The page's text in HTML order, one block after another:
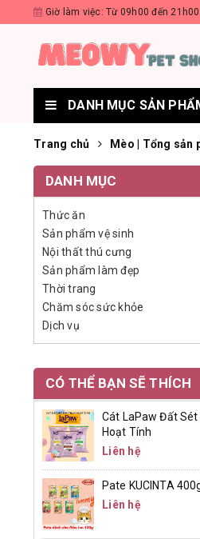
Giờ làm việc: Từ 09h00 đến
DANH MỤC SẢN
Trang chủ Mèo | Tổng sản
DANH MỤC
Thức ăn
Sản phẩm vệ sinh
Nội thất thú cưng
Sản phẩm làm đẹp
Thời trang
Chăm sóc sức khỏe
Dịch vụ
CÓ THỂ BẠN SẼ THÍCH
Cát LaPaw Đất Sét
Hoạt Tính
Liên hệ
Pate KUCINTA
Liên hệ